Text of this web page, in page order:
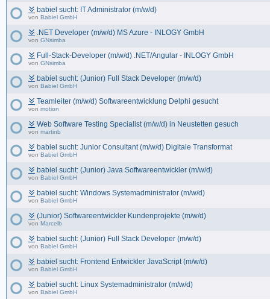
babiel sucht: IT Administrator (m/w/d)
von Babiel GmbH
.NET Developer (m/w/d) MS Azure - INLOGY GmbH
von GNsimba
Full-Stack-Developer (m/w/d) .NET/Angular - INLOGY GmbH
von GNsimba
babiel sucht: (Junior) Full Stack Developer (m/w/d)
von Babiel GmbH
Teamleiter (m/w/d) Softwareentwicklung Delphi gesucht
von motion
Web Software Testing Specialist (m/w/d) in Neustetten gesuch
von martinb
babiel sucht: Junior Consultant (m/w/d) Digitale Transformat
von Babiel GmbH
babiel sucht: (Junior) Java Softwareentwickler (m/w/d)
von Babiel GmbH
babiel sucht: Windows Systemadministrator (m/w/d)
von Babiel GmbH
(Junior) Softwareentwickler Kundenprojekte (m/w/d)
von Marcelb
babiel sucht: (Junior) Full Stack Developer (m/w/d)
von Babiel GmbH
babiel sucht: Frontend Entwickler JavaScript (m/w/d)
von Babiel GmbH
babiel sucht: Linux Systemadministrator (m/w/d)
von Babiel GmbH